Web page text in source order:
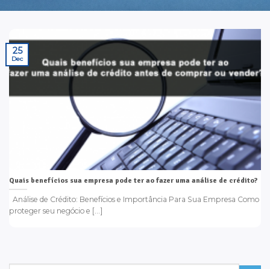
Quais benefícios sua empresa pode ter ao fazer uma análise de crédito?
Análise de Crédito: Benefícios e Importância Para Sua Empresa Como
proteger seu negócio e [...]
25
Dec